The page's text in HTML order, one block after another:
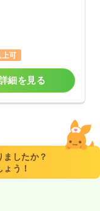
可
細を見る
したか？
う！